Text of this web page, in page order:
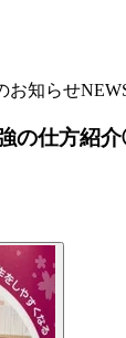
お知らせ
強の仕方